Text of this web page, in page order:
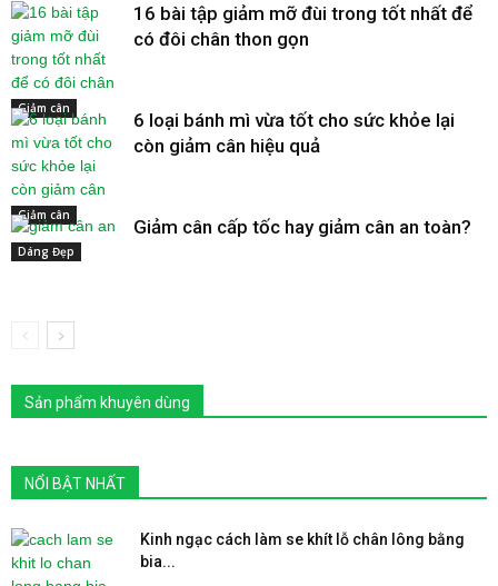
Giảm cân
16 bài tập giảm mỡ đùi trong tốt nhất để
có đôi chân thon gọn
Giảm cân
6 loại bánh mì vừa tốt cho sức khỏe lại
còn giảm cân hiệu quả
Dáng Đẹp
Giảm cân cấp tốc hay giảm cân an toàn?
Sản phẩm khuyên dùng
NỔI BẬT NHẤT
Kinh ngạc cách làm se khít lỗ chân lông bằng
bia...